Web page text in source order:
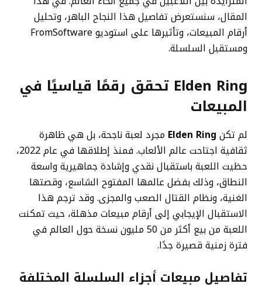
المقال، سنستعرض تفاصيل هذا النجاح الباهر، وتحليل
أرقام المبيعات، وتأثيرها على استوديو FromSoftware
ومستقبل السلسلة.
Elden Ring تحقق رقمًا قياسيًا في
المبيعات
لم تكن Elden Ring مجرد لعبة ناجحة، بل هي ظاهرة
ثقافية اجتاحت عالم الألعاب. فمنذ إطلاقها في عام 2022،
حظيت اللعبة باستقبال نقدي وإشادة جماهيرية واسعة
النطاق، وذلك بفضل عالمها المفتوح الشاسع، وقصتها
الغنية، ونظام القتال الصعب والمجزى. وقد ترجم هذا
الاستقبال الإيجابي إلى أرقام مبيعات مذهلة، حيث تمكنت
اللعبة من بيع أكثر من 50 مليون نسخة حول العالم في
فترة زمنية قصيرة جدًا.
تفاصيل مبيعات أجزاء السلسلة المختلفة